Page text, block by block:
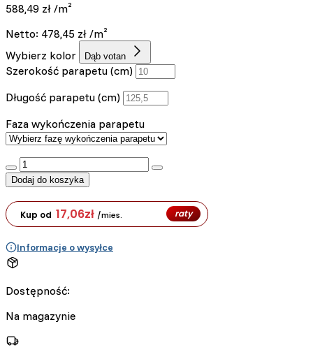
588,49 zł /m²
Netto: 478,45 zł /m²
Wybierz kolor
Dąb votan
Szerokość parapetu (cm)
Długość parapetu (cm)
Faza wykończenia parapetu
:product_name quantity
Dodaj do koszyka
Kup od 17,06zł /mies. raty
Informacje o wysyłce
Dostępność:
Na magazynie